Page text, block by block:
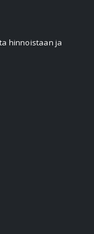
hinnoistaan ja